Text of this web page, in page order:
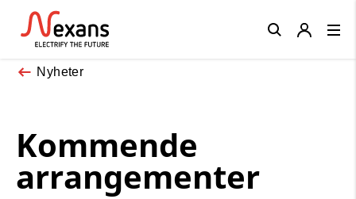
Nyheter
Kommende
arrangementer
Close